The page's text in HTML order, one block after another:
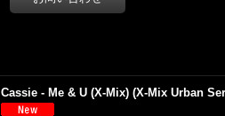
Cassie - Me & U (X-Mix) (X-Mix Urban